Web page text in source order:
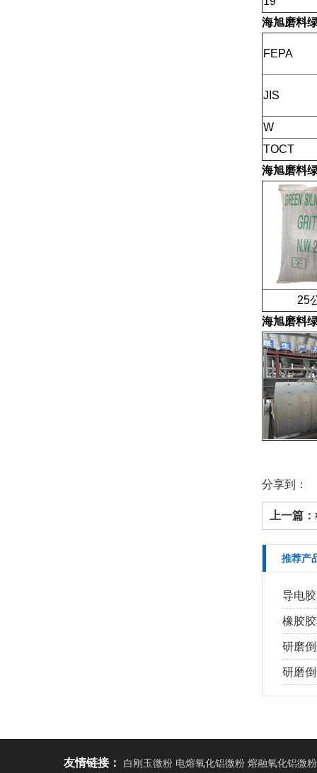
海旭磨料
FEPA
JIS
W
TOCT
海旭磨料
25公
海旭磨料
分享到：
上一篇：
推荐产
导电
橡胶
研磨
研磨
友情链接： 白刚玉微粉 电熔氧化铝微粉 熔融氧化铝微粉